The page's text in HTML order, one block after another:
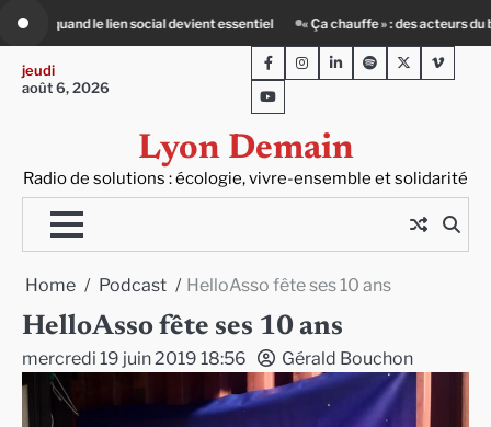
content
« Ça chauffe » : des acteurs du batiment face au défi climatique
jeudi
août 6, 2026
Lyon Demain
Radio de solutions : écologie, vivre-ensemble et solidarité
FacebookInstagram
LinkedInSpotifyTwitterViméo
Youtube
Home Podcast HelloAsso fête ses 10 ans
HelloAsso fête ses 10 ans
mercredi 19 juin 2019 18:56 Gérald Bouchon